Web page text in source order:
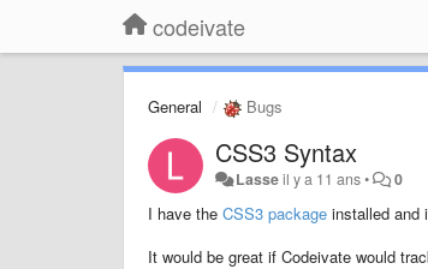
codeivate
General Bugs
CSS3 Syntax
Lasseil y a 11 ans• 0
I have the CSS3 package installed and
It would be great if Codeivate would